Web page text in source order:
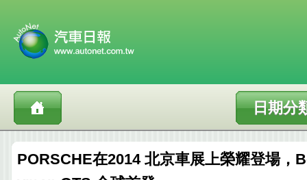
日期分
PORSCHE在2014 北京車展上榮耀登場，